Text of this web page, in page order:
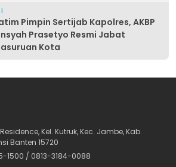
Pimpin Sertijab Kapolres, AKBP
Prasetyo Resmi Jabat
Kota
Kel. Kutruk, Kec. Jambe, Kab.
Banten 15720
1500 / 0813-3184-0088